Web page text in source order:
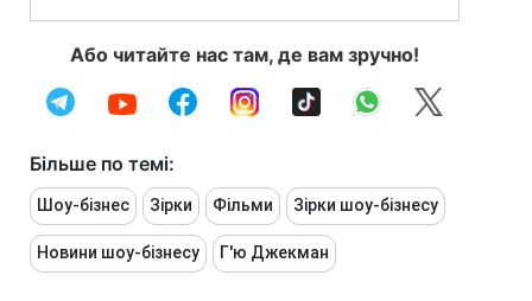
Або читайте нас там, де вам зручно!
Більше по темі:
Шоу-бізнес Зірки Фільми Зірки шоу-бізнесу
Новини шоу-бізнесу Г'ю Джекман